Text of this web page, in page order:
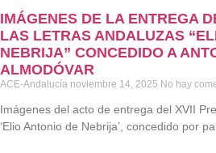
IMÁGENES DE LA ENTREGA
LAS LETRAS ANDALUZAS
NEBRIJA” CONCEDIDO A
ALMODÓVAR
ACE-Andalucía noviembre 14, 2025 No hay
Imágenes del acto de entrega del XVII
‘Elio Antonio de Nebrija’, concedido por